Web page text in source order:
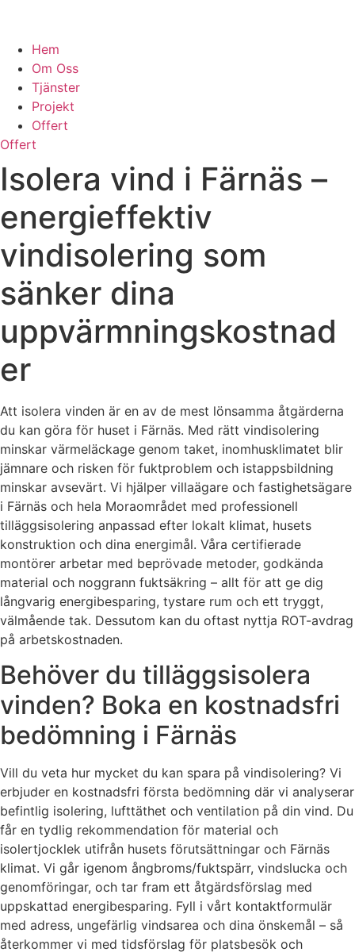
Hem
Om Oss
Tjänster
Projekt
Offert
Offert
Isolera vind i Färnäs –
energieffektiv
vindisolering som
sänker dina
uppvärmningskostnad
er
Att isolera vinden är en av de mest lönsamma åtgärderna
du kan göra för huset i Färnäs. Med rätt vindisolering
minskar värmeläckage genom taket, inomhusklimatet blir
jämnare och risken för fuktproblem och istappsbildning
minskar avsevärt. Vi hjälper villaägare och fastighetsägare
i Färnäs och hela Moraområdet med professionell
tilläggsisolering anpassad efter lokalt klimat, husets
konstruktion och dina energimål. Våra certifierade
montörer arbetar med beprövade metoder, godkända
material och noggrann fuktsäkring – allt för att ge dig
långvarig energibesparing, tystare rum och ett tryggt,
välmående tak. Dessutom kan du oftast nyttja ROT-avdrag
på arbetskostnaden.
Behöver du tilläggsisolera
vinden? Boka en kostnadsfri
bedömning i Färnäs
Vill du veta hur mycket du kan spara på vindisolering? Vi
erbjuder en kostnadsfri första bedömning där vi analyserar
befintlig isolering, lufttäthet och ventilation på din vind. Du
får en tydlig rekommendation för material och
isolertjocklek utifrån husets förutsättningar och Färnäs
klimat. Vi går igenom ångbroms/fuktspärr, vindslucka och
genomföringar, och tar fram ett åtgärdsförslag med
uppskattad energibesparing. Fyll i vårt kontaktformulär
med adress, ungefärlig vindsarea och dina önskemål – så
återkommer vi med tidsförslag för platsbesök och